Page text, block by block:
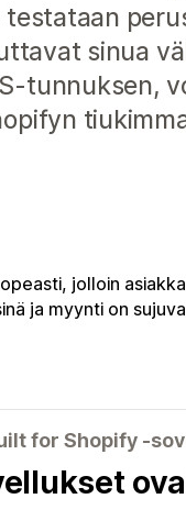
testataan
sinua
tunnuksen,
jolloin
ja myynti on
for Shopify